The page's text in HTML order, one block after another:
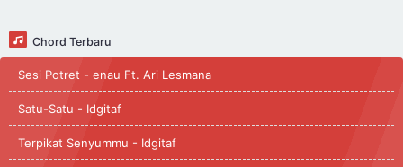
Chord Terbaru
Sesi Potret - enau Ft. Ari Lesmana
Satu-Satu - Idgitaf
Terpikat Senyummu - Idgitaf